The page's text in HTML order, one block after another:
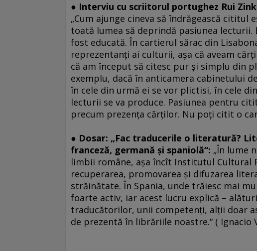
● Interviu cu scriitorul portughez Rui Zink
„Cum ajunge cineva să îndrăgească cititul
toată lumea să deprindă pasiunea
fost educată. În cartierul sărac din
reprezentanţi ai culturii, aşa că aveam
că am început să citesc pur şi simplu din
exemplu, dacă în anticamera cabinetului
în cele din urmă ei se vor plictisi, în cele
lecturii se va produce. Pasiunea pentru
precum prezenţa cărţilor. Nu poţi citit o
● Dosar: „Fac traducerile o literatură?
franceză, germană şi spaniolă“: „În lume
limbii române, aşa încît Institutul Cultural
recuperarea, promovarea şi difuzarea
străinătate. În Spania, unde trăiesc mai
foarte activ, iar acest lucru explică –
traducătorilor, unii competenţi, alţii doar
de prezentă în librăriile noastre.“ ( Ignacio